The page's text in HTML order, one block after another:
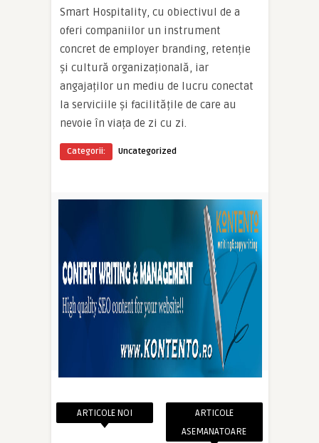
Smart Hospitality, cu obiectivul de a
oferi companiilor un instrument
concret de employer branding, retenție
și cultură organizațională, iar
angajaților un mediu de lucru conectat
la serviciile și facilitățile de care au
nevoie în viața de zi cu zi.
Categorii: Uncategorized
ARTICOLE NOI
ARTICOLE
ASEMANATOARE